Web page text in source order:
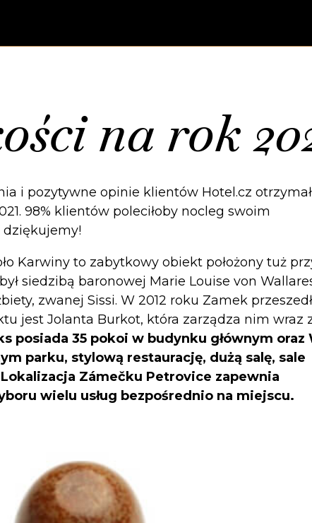
na rok
i pozytywne opinie klientów Hotel.cz otrzymał
98% klientów poleciłoby nocleg swoim
Karwiny to zabytkowy obiekt położony tuż
siedzibą baronowej Marie Louise von
zwanej Sissi. W 2012 roku Zamek przeszedł
jest Jolanta Burkot, która zarządza nim wraz
posiada 35 pokoi w budynku głównym oraz
parku, stylową restaurację, dużą salę, sale
Zámečku Petrovice zapewnia
wielu usług bezpośrednio na miejscu.